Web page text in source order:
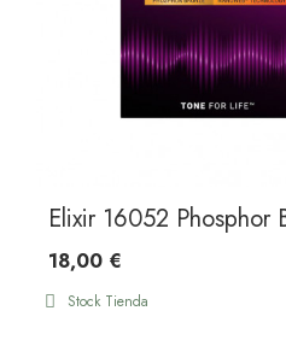
Elixir 16052
18,00 €
Stock Tienda